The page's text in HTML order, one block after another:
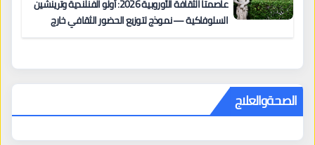
عاصمتا الثقافة الأوروبية 2026: أولو الفنلندية وترينشين
السلوفاكية — نموذج لتوزيع الحضور الثقافي خارج
الصحةوالعلاج